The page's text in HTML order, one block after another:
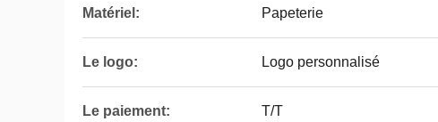
Matériel: Papeterie
Le logo: Logo personnalisé
Le paiement: T/T